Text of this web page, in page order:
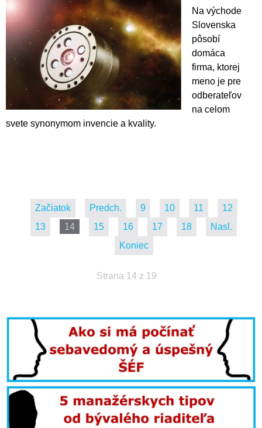
Na východe
Slovenska
pôsobí
domáca
firma, ktorej
meno je pre
odberateľov
na celom
svete synonymom invencie a kvality.
Začiatok Predch. 9 10 11
12
13
14 15 16 17 18
Nasl.
Koniec
Strana 14 z 19